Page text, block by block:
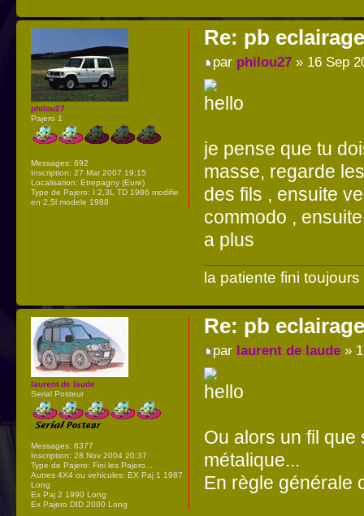
Re: pb
par philou27» 16 Sep
je pense que tu
masse, regarde
des fils , ensuite
commodo ,
a plus
la patiente fini
philou27
Pajero 1
Messages: 692
Inscription: 27 Mar 2007 19:15
Localisation: Etrepagny (Eure)
Type de Pajero: I 2,3L TD 1986 modifie
en 2,5l modele 1988
Re: pb
par laurent de laude»
Ou alors un fil que
métalique...
En règle générale
laurent de laude
Serial Posteur
Messages: 8377
Inscription: 28 Nov 2004 20:37
Type de Pajero: Fini les Pajero...
Autres 4X4 ou vehicules: EX Paj 1 1987
Long
Ex Paj 2 1990 Long
Ex Pajero DID 2000 Long